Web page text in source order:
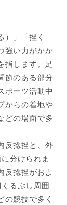
）」「挫く
強い力がかか
指します。足
節のある部分
ポーツ活動中
からの着地や
どの場面で多
反捻挫と、外
分けられま
反捻挫がおよ
るぶし周囲
の競技で多く